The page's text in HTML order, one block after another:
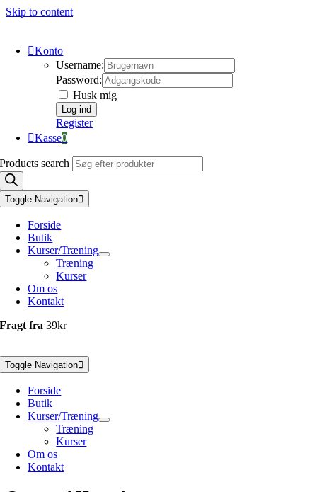
Skip to content
Konto
Username:
Password:
Husk mig
Register
Kasse0
Products search
Toggle Navigation
Forside
Butik
Kurser/Træning
Træning
Kurser
Om os
Kontakt
Fragt fra39kr
Toggle Navigation
Forside
Butik
Kurser/Træning
Træning
Kurser
Om os
Kontakt